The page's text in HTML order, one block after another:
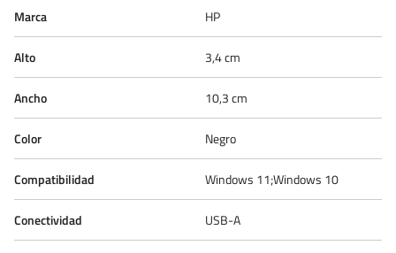
Marca HP
Alto 3,4 cm
Ancho 10,3 cm
Color Negro
Compatibilidad Windows 11;Windows 10
Conectividad USB-A